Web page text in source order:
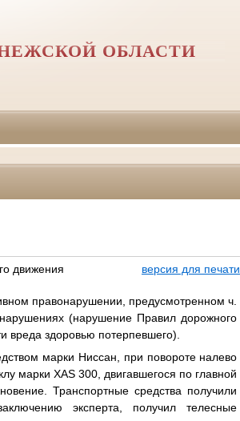
ОБЛАСТИ
движения
версия для печати
правонарушении, предусмотренном ч.
(нарушение Правил дорожного
вреда здоровью потерпевшего).
марки Ниссан, при повороте налево
марки XAS 300, двигавшегося по главной
Транспортные средства получили
эксперта, получил телесные